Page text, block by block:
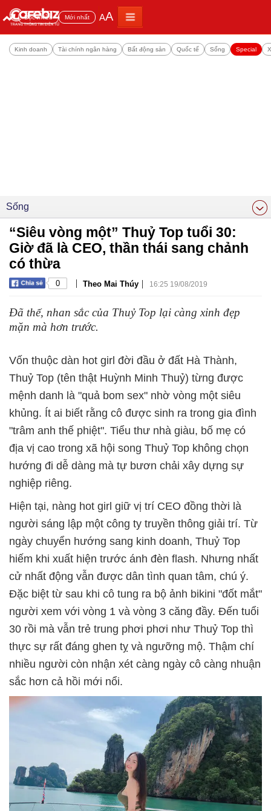
Đọc nhiều Mới nhất AA
Kinh doanh Tài chính ngân hàng Bất động sản Quốc tế Sống Special
Sống
“Siêu vòng một” Thuỷ Top tuổi 30:
Giờ đã là CEO, thần thái sang chảnh
có thừa
0 | Theo Mai Thúy | 16:25 19/08/2019
Đã thế, nhan sắc của Thuỷ Top lại càng xinh đẹp
mặn mà hơn trước.
Vốn thuộc dàn hot girl đời đầu ở đất Hà Thành,
Thuỷ Top (tên thật Huỳnh Minh Thuỷ) từng được
mệnh danh là "quả bom sex" nhờ vòng một siêu
khủng. Ít ai biết rằng cô được sinh ra trong gia đình
"trâm anh thế phiệt". Tiểu thư nhà giàu, bố mẹ có
địa vị cao trong xã hội song Thuỷ Top không chọn
hướng đi dễ dàng mà tự bươn chải xây dựng sự
nghiệp riêng.
Hiện tại, nàng hot girl giữ vị trí CEO đồng thời là
người sáng lập một công ty truyền thông giải trí. Từ
ngày chuyển hướng sang kinh doanh, Thuỷ Top
hiếm khi xuất hiện trước ánh đèn flash. Nhưng nhất
cử nhất động vẫn được dân tình quan tâm, chú ý.
Đặc biệt từ sau khi cô tung ra bộ ảnh bikini "đốt mắt"
người xem với vòng 1 và vòng 3 căng đầy. Đến tuổi
30 rồi mà vẫn trẻ trung phơi phơi như Thuỷ Top thì
thực sự rất đáng ghen tỵ và ngưỡng mộ. Thậm chí
nhiều người còn nhận xét càng ngày cô càng nhuận
sắc hơn cả hồi mới nổi.